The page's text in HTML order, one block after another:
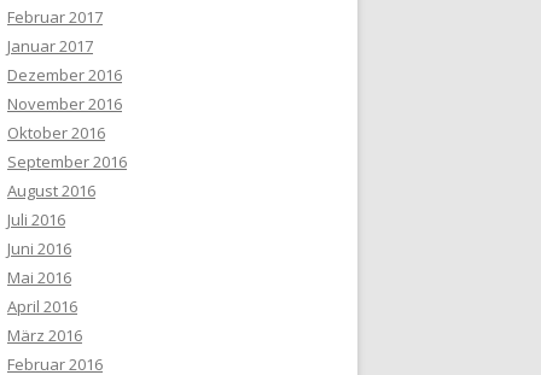
Februar 2017
Januar 2017
Dezember 2016
November 2016
Oktober 2016
September 2016
August 2016
Juli 2016
Juni 2016
Mai 2016
April 2016
März 2016
Februar 2016